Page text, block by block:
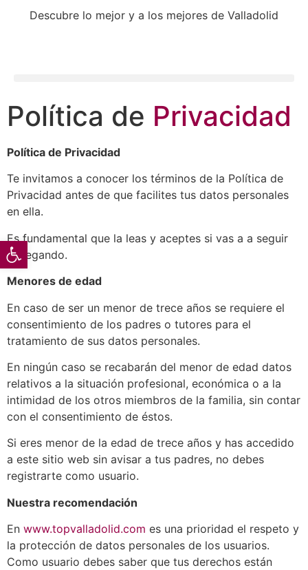
Descubre lo mejor y a los mejores de Valladolid
Política de Privacidad
Política de Privacidad
Te invitamos a conocer los términos de la Política de
Privacidad antes de que facilites tus datos personales
en ella.
Es fundamental que la leas y aceptes si vas a a seguir
navegando.
Menores de edad
En caso de ser un menor de trece años se requiere el
consentimiento de los padres o tutores para el
tratamiento de sus datos personales.
En ningún caso se recabarán del menor de edad datos
relativos a la situación profesional, económica o a la
intimidad de los otros miembros de la familia, sin contar
con el consentimiento de éstos.
Si eres menor de la edad de trece años y has accedido
a este sitio web sin avisar a tus padres, no debes
registrarte como usuario.
Nuestra recomendación
En www.topvalladolid.com es una prioridad el respeto y
la protección de datos personales de los usuarios.
Como usuario debes saber que tus derechos están
Abrir barra de herramientas